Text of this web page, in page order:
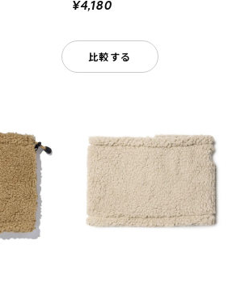
¥4,180
比較する